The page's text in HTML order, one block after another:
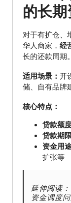
的长
对于有扩仓、
华人商家， 经
长的还款周期。
适用场景： 开
储、自有品牌
核心特点：
贷款额
贷款期
资金用
扩张等
延伸阅读
资金调度